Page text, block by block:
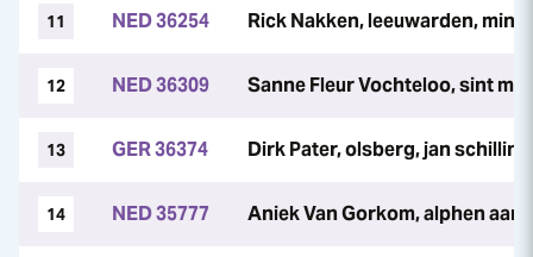
11 NED 36254 Rick Nakken, leeuwarden,
12 NED 36309 Sanne Fleur Vochteloo, sint
13 GER 36374 Dirk Pater, olsberg, jan schilling
14 NED 35777 Aniek Van Gorkom, alphen